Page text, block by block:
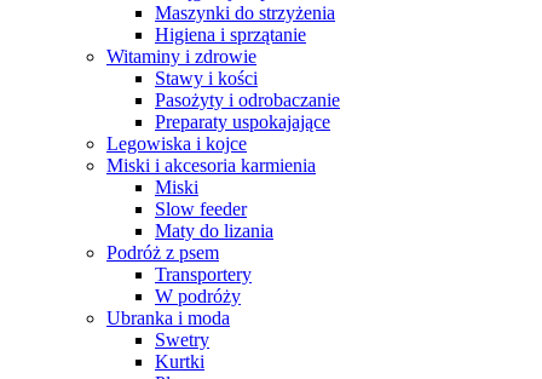
Maszynki do strzyżenia
Higiena i sprzątanie
Witaminy i zdrowie
Stawy i kości
Pasożyty i odrobaczanie
Preparaty uspokajające
Legowiska i kojce
Miski i akcesoria karmienia
Miski
Slow feeder
Maty do lizania
Podróż z psem
Transportery
W podróży
Ubranka i moda
Swetry
Kurtki